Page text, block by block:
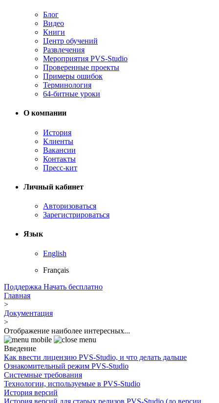
Блог
Видео
Книги
Центр обучений
Развлечения
Мероприятия PVS-Studio
Проверенные проекты
Примеры ошибок
Терминология
64-битные уроки
О компании
История
Клиенты
Вакансии
Контакты
Пресс-кит
Личный кабинет
Авторизоваться
Зарегистрироваться
Язык
English
Français
Поддержка Начать бесплатно
Главная
>
Документация
>
Отображение наиболее интересных...
Введение
Как ввести лицензию PVS-Studio, и что делать дальше
Ознакомительный режим PVS-Studio
Системные требования
Технологии, используемые в PVS-Studio
История версий
История версий для старых релизов PVS-Studio (до версии